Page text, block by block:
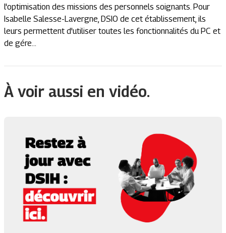
l'optimisation des missions des personnels soignants. Pour
Isabelle Salesse-Lavergne, DSIO de cet établissement, ils
leurs permettent d'utiliser toutes les fonctionnalités du PC et
de gére...
À voir aussi en vidéo.